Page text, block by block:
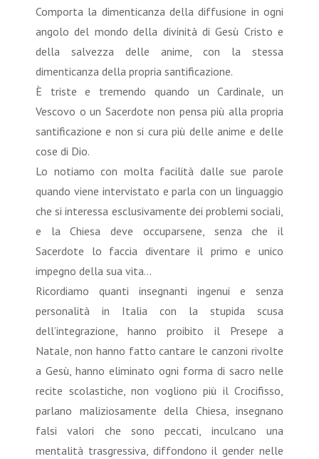
Comporta la dimenticanza della diffusione in ogni
angolo del mondo della divinità di Gesù Cristo e
della salvezza delle anime, con la stessa
dimenticanza della propria santificazione.
È triste e tremendo quando un Cardinale, un
Vescovo o un Sacerdote non pensa più alla propria
santificazione e non si cura più delle anime e delle
cose di Dio.
Lo notiamo con molta facilità dalle sue parole
quando viene intervistato e parla con un linguaggio
che si interessa esclusivamente dei problemi sociali,
e la Chiesa deve occuparsene, senza che il
Sacerdote lo faccia diventare il primo e unico
impegno della sua vita…
Ricordiamo quanti insegnanti ingenui e senza
personalità in Italia con la stupida scusa
dell’integrazione, hanno proibito il Presepe a
Natale, non hanno fatto cantare le canzoni rivolte
a Gesù, hanno eliminato ogni forma di sacro nelle
recite scolastiche, non vogliono più il Crocifisso,
parlano maliziosamente della Chiesa, insegnano
falsi valori che sono peccati, inculcano una
mentalità trasgressiva, diffondono il gender nelle